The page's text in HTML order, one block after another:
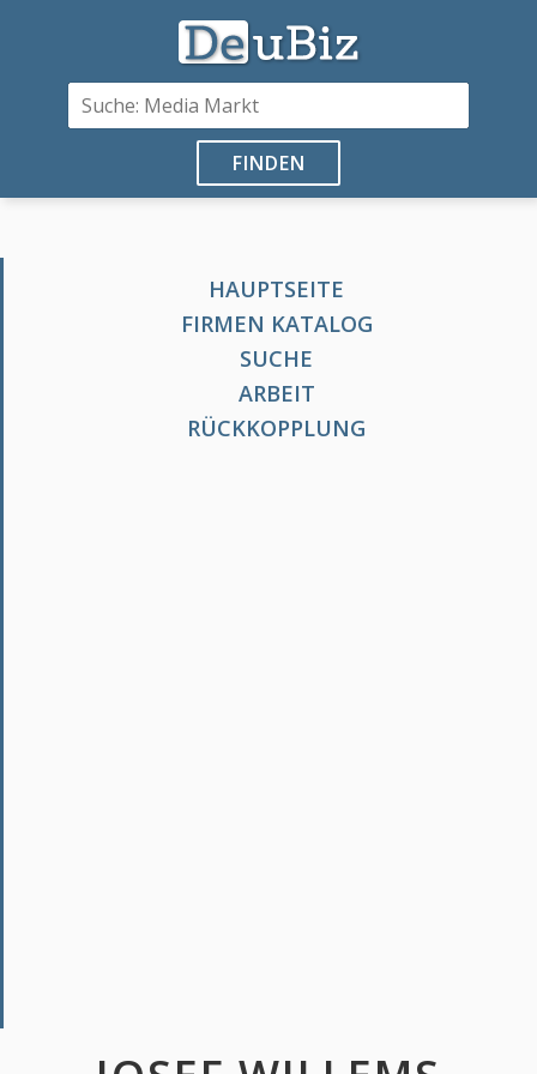
FINDEN
HAUPTSEITE
FIRMEN KATALOG
SUCHE
ARBEIT
RÜCKKOPPLUNG